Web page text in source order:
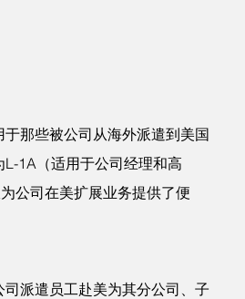
那些被公司从海外派遣到美国
1A（适用于公司经理和高
公司在美扩展业务提供了便
派遣员工赴美为其分公司、子